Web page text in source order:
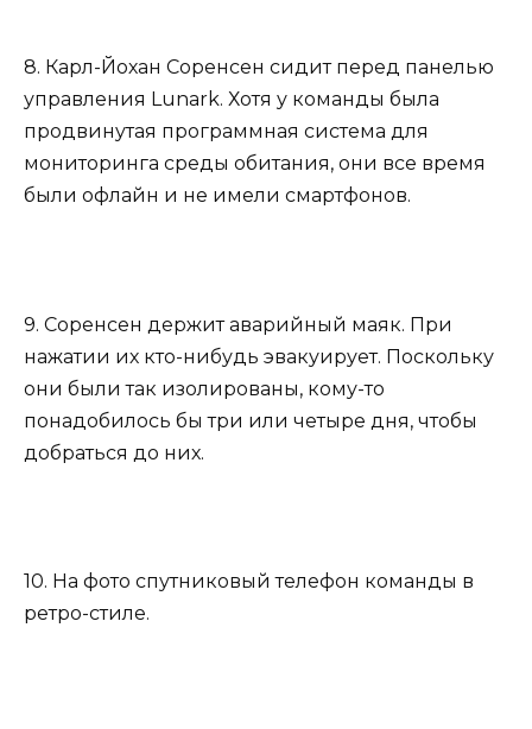
8. Карл-Йохан Соренсен сидит перед панелью
управления Lunark. Хотя у команды была
продвинутая программная система для
мониторинга среды обитания, они все время
были офлайн и не имели смартфонов.
9. Соренсен держит аварийный маяк. При
нажатии их кто-нибудь эвакуирует. Поскольку
они были так изолированы, кому-то
понадобилось бы три или четыре дня, чтобы
добраться до них.
10. На фото спутниковый телефон команды в
ретро-стиле.